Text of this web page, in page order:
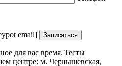
email]
для вас время. Тесты
центре: м. Чернышевская,